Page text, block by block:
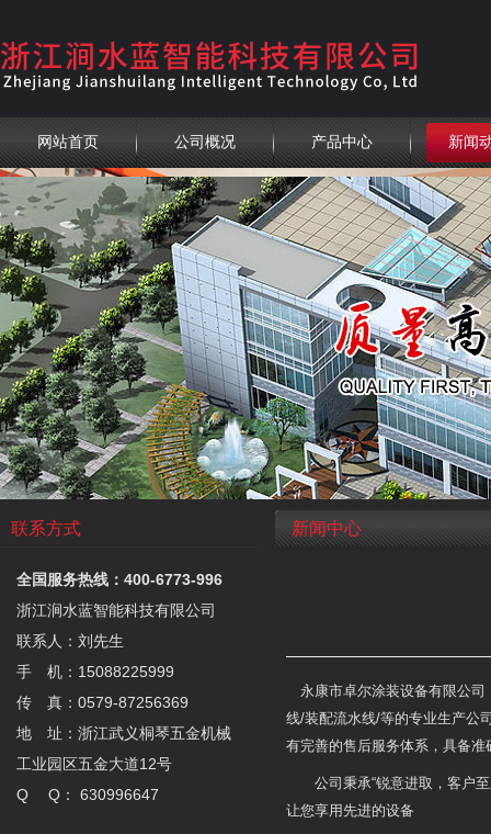
网站首页 公司概况 产品中心 新闻
联系方式
全国服务热线：400-6773-996
浙江涧水蓝智能科技有限公司
联系人：刘先生
手 机：15088225999
传 真：0579-87256369
地 址：浙江武义桐琴五金机械
工业园区五金大道12号
Q Q： 630996647
新闻中心
永康市卓尔涂装设备有限公司
线/装配流水线/等的专业生产公
有完善的售后服务体系，具备
公司秉承“锐意进取，客户至
让您享用先进的设备